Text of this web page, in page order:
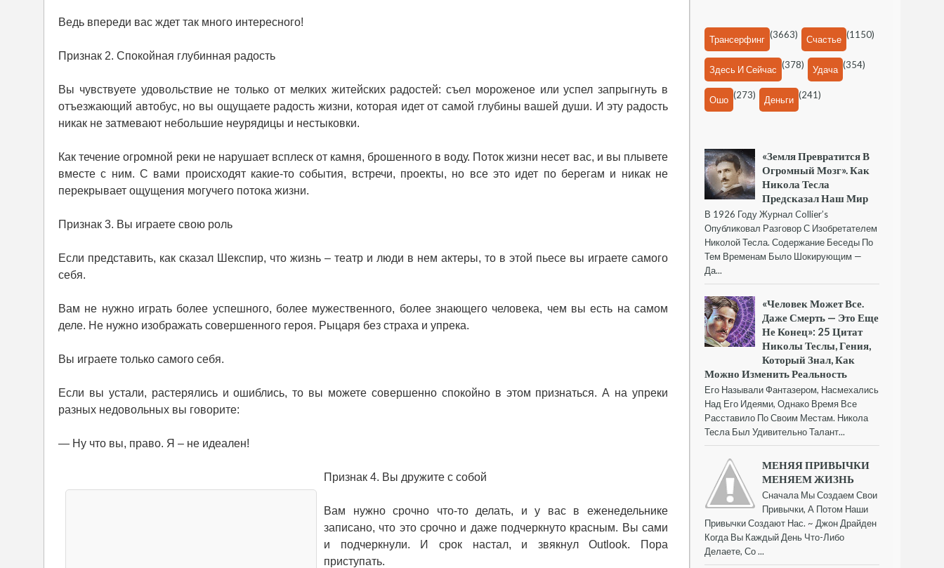
Ведь впереди вас ждет так много интересного!
Признак 2. Спокойная глубинная радость
Вы чувствуете удовольствие не только от мелких житейских радостей: съел мороженое или успел запрыгнуть в
отъезжающий автобус, но вы ощущаете радость жизни, которая идет от самой глубины вашей души. И эту радость
никак не затмевают небольшие неурядицы и нестыковки.
Как течение огромной реки не нарушает всплеск от камня, брошенного в воду. Поток жизни несет вас, и вы плывете
вместе с ним. С вами происходят какие-то события, встречи, проекты, но все это идет по берегам и никак не
перекрывает ощущения могучего потока жизни.
Признак 3. Вы играете свою роль
Если представить, как сказал Шекспир, что жизнь – театр и люди в нем актеры, то в этой пьесе вы играете самого
себя.
Вам не нужно играть более успешного, более мужественного, более знающего человека, чем вы есть на самом
деле. Не нужно изображать совершенного героя. Рыцаря без страха и упрека.
Вы играете только самого себя.
Если вы устали, растерялись и ошиблись, то вы можете совершенно спокойно в этом признаться. А на упреки
разных недовольных вы говорите:
— Ну что вы, право. Я – не идеален!
Признак 4. Вы дружите с собой
Вам нужно срочно что-то делать, и у вас в еженедельнике
записано, что это срочно и даже подчеркнуто красным. Вы сами
и подчеркнули. И срок настал, и звякнул Outlook. Пора
приступать.
Трансерфинг (3663) Счастье (1150)
Здесь И Сейчас (378) Удача (354)
Ошо (273) Деньги (241)
«Земля Превратится В
Огромный Мозг». Как
Никола Тесла
Предсказал Наш Мир
В 1926 Году Журнал Collier’s
Опубликовал Разговор С Изобретателем
Николой Тесла. Содержание Беседы По
Тем Временам Было Шокирующим —
Да...
«Человек Может Все.
Даже Смерть — Это Еще
Не Конец»: 25 Цитат
Николы Теслы, Гения,
Который Знал, Как
Можно Изменить Реальность
Его Называли Фантазером, Насмехались
Над Его Идеями, Однако Время Все
Расставило По Своим Местам. Никола
Тесла Был Удивительно Талант...
МЕНЯЯ ПРИВЫЧКИ
МЕНЯЕМ ЖИЗНЬ
Сначала Мы Создаем Свои
Привычки, А Потом Наши
Привычки Создают Нас. ~ Джон Драйден
Когда Вы Каждый День Что-Либо
Делаете, Со ...